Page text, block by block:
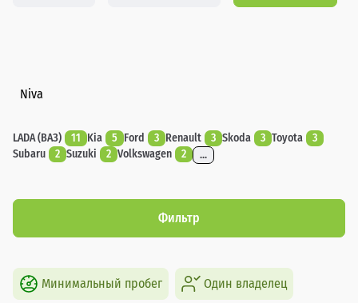
Niva
LADA (ВАЗ) 11 Kia 5 Ford 3 Renault 3 Skoda 3 Toyota
3
Subaru
2 Suzuki 2 Volkswagen 2 ...
Фильтр
Минимальный пробег Один владелец